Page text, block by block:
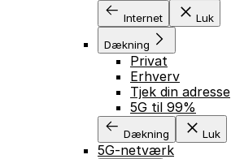
Internet Luk
Dækning
Privat
Erhverv
Tjek din adresse
5G til 99%
Dækning Luk
5G-netværk